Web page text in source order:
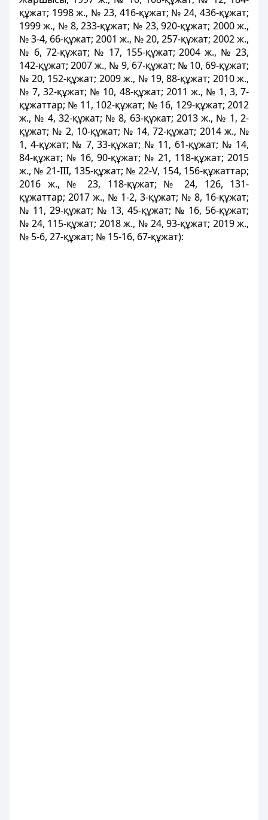
құжат; 1998 ж., № 23, 416-құжат; № 24, 436-құжат;
1999 ж., № 8, 233-құжат; № 23, 920-құжат; 2000 ж.,
№ 3-4, 66-құжат; 2001 ж., № 20, 257-құжат; 2002 ж.,
№ 6, 72-құжат; № 17, 155-құжат; 2004 ж., № 23,
142-құжат; 2007 ж., № 9, 67-құжат; № 10, 69-құжат;
№ 20, 152-құжат; 2009 ж., № 19, 88-құжат; 2010 ж.,
№ 7, 32-құжат; № 10, 48-құжат; 2011 ж., № 1, 3, 7-
құжаттар; № 11, 102-құжат; № 16, 129-құжат; 2012
ж., № 4, 32-құжат; № 8, 63-құжат; 2013 ж., № 1, 2-
құжат; № 2, 10-құжат; № 14, 72-құжат; 2014 ж., №
1, 4-құжат; № 7, 33-құжат; № 11, 61-құжат; № 14,
84-құжат; № 16, 90-құжат; № 21, 118-құжат; 2015
ж., № 21-ІІІ, 135-құжат; № 22-V, 154, 156-құжаттар;
2016 ж., № 23, 118-құжат; № 24, 126, 131-
құжаттар; 2017 ж., № 1-2, 3-құжат; № 8, 16-құжат;
№ 11, 29-құжат; № 13, 45-құжат; № 16, 56-құжат;
№ 24, 115-құжат; 2018 ж., № 24, 93-құжат; 2019 ж.,
№ 5-6, 27-құжат; № 15-16, 67-құжат):